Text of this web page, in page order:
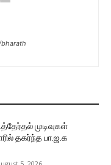
முடிவுகள்
தகர்ந்த பா.ஜ.க